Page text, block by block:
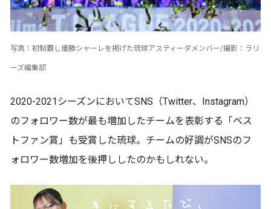
写真：初制覇し優勝シャーレを掲げた琉球アスティーダメンバー/撮影：ラリ
ーズ編集部
2020-2021シーズンにおいてSNS（Twitter、Instagram）
のフォロワー数が最も増加したチームを表彰する「ベス
トファン賞」も受賞した琉球。チームの好調がSNSのフ
ォロワー数増加を後押ししたのかもしれない。